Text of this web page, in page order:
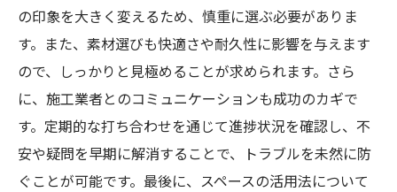
の印象を大きく変えるため、慎重に選ぶ必要がありま
す。また、素材選びも快適さや耐久性に影響を与えます
ので、しっかりと見極めることが求められます。さら
に、施工業者とのコミュニケーションも成功のカギで
す。定期的な打ち合わせを通じて進捗状況を確認し、不
安や疑問を早期に解消することで、トラブルを未然に防
ぐことが可能です。最後に、スペースの活用法について